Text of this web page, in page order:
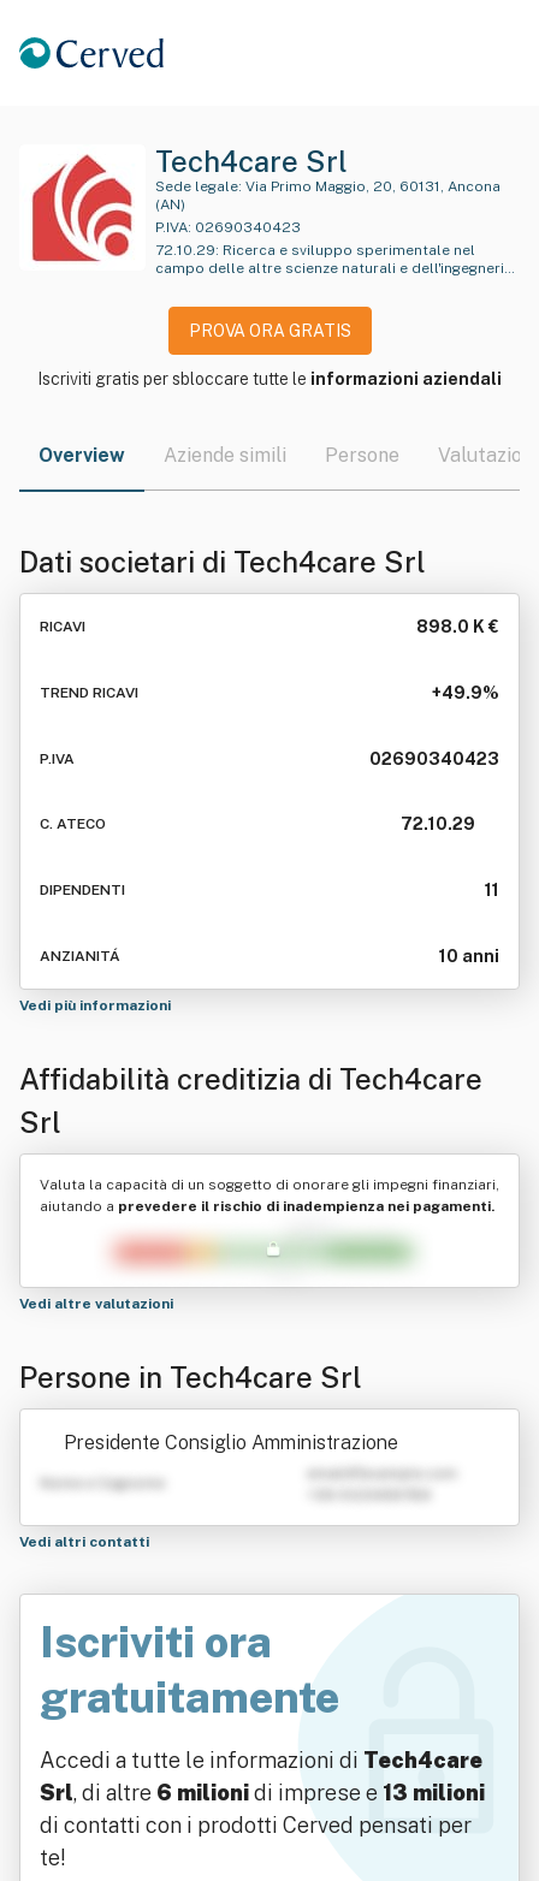
Tech4care Srl
Sede legale:
(AN)
P.IVA: 02690340423
72.10.29: Ricerca e sviluppo sperimentale nel
campo delle altre scienze naturali e dell'ingegneria
PROVA ORA GRATIS
Iscriviti gratis per sbloccare tutte le informazioni aziendali
Overview Aziende simili Persone Valutazioni
Dati societari di Tech4care Srl
RICAVI 898.0 K €
TREND RICAVI +49.9%
P.IVA 02690340423
C. ATECO 72.10.29
DIPENDENTI 11
ANZIANITÁ 10 anni
Vedi più informazioni
Affidabilità creditizia di Tech4care
Srl
Valuta la capacità di un soggetto di onorare gli impegni finanziari,
aiutando a prevedere il rischio di inadempienza nei pagamenti.
Vedi altre valutazioni
Persone in Tech4care Srl
Presidente Consiglio Amministrazione
Nome e Cognome
Vedi altri contatti
Iscriviti ora
gratuitamente
Accedi a tutte le informazioni di Tech4care
Srl, di altre 6 milionidi imprese e 13 milioni
di contatti con i prodotti Cerved pensati per
te!